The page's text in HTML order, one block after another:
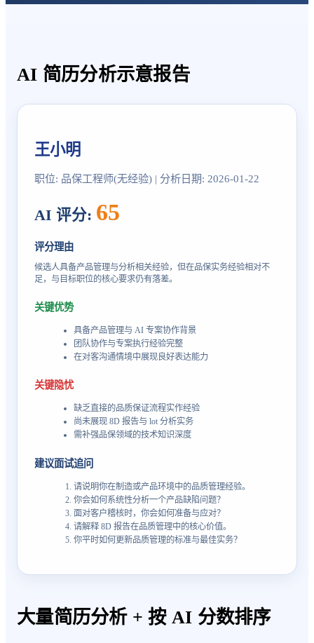
AI 简历分析示意报告
王小明
职位: 品保工程师(无经验) | 分析日期: 2026-01-22
AI 评分: 65
评分理由
候选人具备产品管理与分析相关经验，但在品保实务经验相对不
足，与目标职位的核心要求仍有落差。
关键优势
具备产品管理与 AI 专案协作背景
团队协作与专案执行经验完整
在对客沟通情境中展现良好表达能力
关键隐忧
缺乏直接的品质保证流程实作经验
尚未展现 8D 报告与 lot 分析实务
需补强品保领域的技术知识深度
建议面试追问
请说明你在制造或产品环境中的品质管理经验。
你会如何系统性分析一个产品缺陷问题？
面对客户稽核时，你会如何准备与应对？
请解释 8D 报告在品质管理中的核心价值。
你平时如何更新品质管理的标准与最佳实务？
大量简历分析 + 按 AI 分数排序